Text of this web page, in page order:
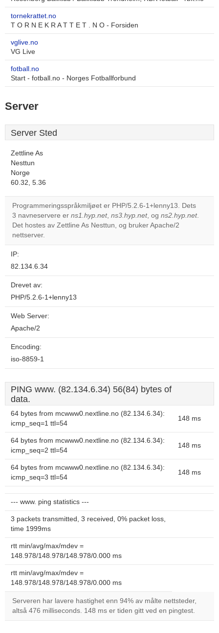
tornekrattet.no
T O R N E K R A T T E T . N O - Forsiden
vglive.no
VG Live
fotball.no
Start - fotball.no - Norges Fotballforbund
Server
Server Sted
Zettline As
Nesttun
Norge
60.32, 5.36
Programmeringsspråkmiljøet er PHP/5.2.6-1+lenny13. Dets
3 navneservere er ns1.hyp.net, ns3.hyp.net, og ns2.hyp.net.
Det hostes av Zettline As Nesttun, og bruker Apache/2
nettserver.
IP:
82.134.6.34
Drevet av:
PHP/5.2.6-1+lenny13
Web Server:
Apache/2
Encoding:
iso-8859-1
PING www. (82.134.6.34) 56(84) bytes of
data.
64 bytes from mcwww0.nextline.no (82.134.6.34):
icmp_seq=1 ttl=54
148 ms
64 bytes from mcwww0.nextline.no (82.134.6.34):
icmp_seq=2 ttl=54
148 ms
64 bytes from mcwww0.nextline.no (82.134.6.34):
icmp_seq=3 ttl=54
148 ms
--- www. ping statistics ---
3 packets transmitted, 3 received, 0% packet loss,
time 1999ms
rtt min/avg/max/mdev =
148.978/148.978/148.978/0.000 ms
rtt min/avg/max/mdev =
148.978/148.978/148.978/0.000 ms
Serveren har lavere hastighet enn 94% av målte nettsteder,
altså 476 milliseconds. 148 ms er tiden gitt ved en pingtest.